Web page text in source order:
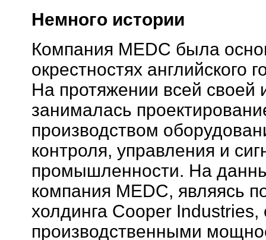
Немного истории
Компания MEDC была
окрестностях английского
На протяжении всей своей
занималась
производством
контроля, управления и
промышленности. На
компания MEDC, являясь
холдинга Cooper Industries,
производственными